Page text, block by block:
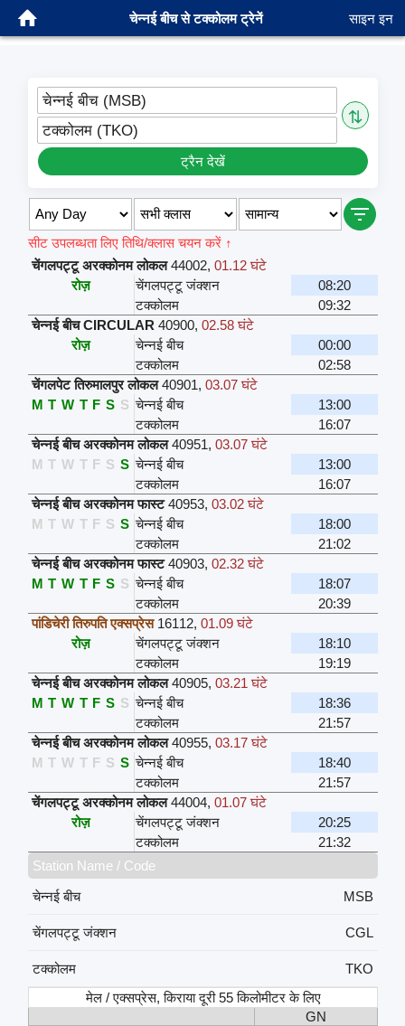
चेन्नई बीच से टक्कोलम ट्रेनें साइन इन
चेन्नई बीच (MSB)
⇅
टक्कोलम (TKO)
ट्रैन देखें
सीट उपलब्धता लिए तिथि/क्लास चयन करें ↑
चेंगलपट्टू अरक्कोनम लोकल 44002, 01.12 घंटे
रोज़
चेंगलपट्टू जंक्शन
08:20
टक्कोलम
09:32
चेन्नई बीच CIRCULAR 40900, 02.58 घंटे
रोज़
चेन्नई बीच
00:00
टक्कोलम
02:58
चेंगलपेट तिरुमालपुर लोकल 40901, 03.07 घंटे
M T W T F S S चेन्नई बीच
13:00
टक्कोलम
16:07
चेन्नई बीच अरक्कोनम लोकल 40951, 03.07 घंटे
M T W T F S S चेन्नई बीच
13:00
टक्कोलम
16:07
चेन्नई बीच अरक्कोनम फास्ट 40953, 03.02 घंटे
M T W T F S S चेन्नई बीच
18:00
टक्कोलम
21:02
चेन्नई बीच अरक्कोनम फास्ट 40903, 02.32 घंटे
M T W T F S S चेन्नई बीच
18:07
टक्कोलम
20:39
पांडिचेरी तिरुपति एक्सप्रेस 16112, 01.09 घंटे
रोज़
चेंगलपट्टू जंक्शन
18:10
टक्कोलम
19:19
चेन्नई बीच अरक्कोनम लोकल 40905, 03.21 घंटे
M T W T F S S चेन्नई बीच
18:36
टक्कोलम
21:57
चेन्नई बीच अरक्कोनम लोकल 40955, 03.17 घंटे
M T W T F S S चेन्नई बीच
18:40
टक्कोलम
21:57
चेंगलपट्टू अरक्कोनम लोकल 44004, 01.07 घंटे
रोज़
चेंगलपट्टू जंक्शन
20:25
टक्कोलम
21:32
Station Name / Code
चेन्नई बीच
MSB
चेंगलपट्टू जंक्शन CGL
टक्कोलम
TKO
मेल / एक्सप्रेस, किराया दूरी 55 किलोमीटर के लिए
GN